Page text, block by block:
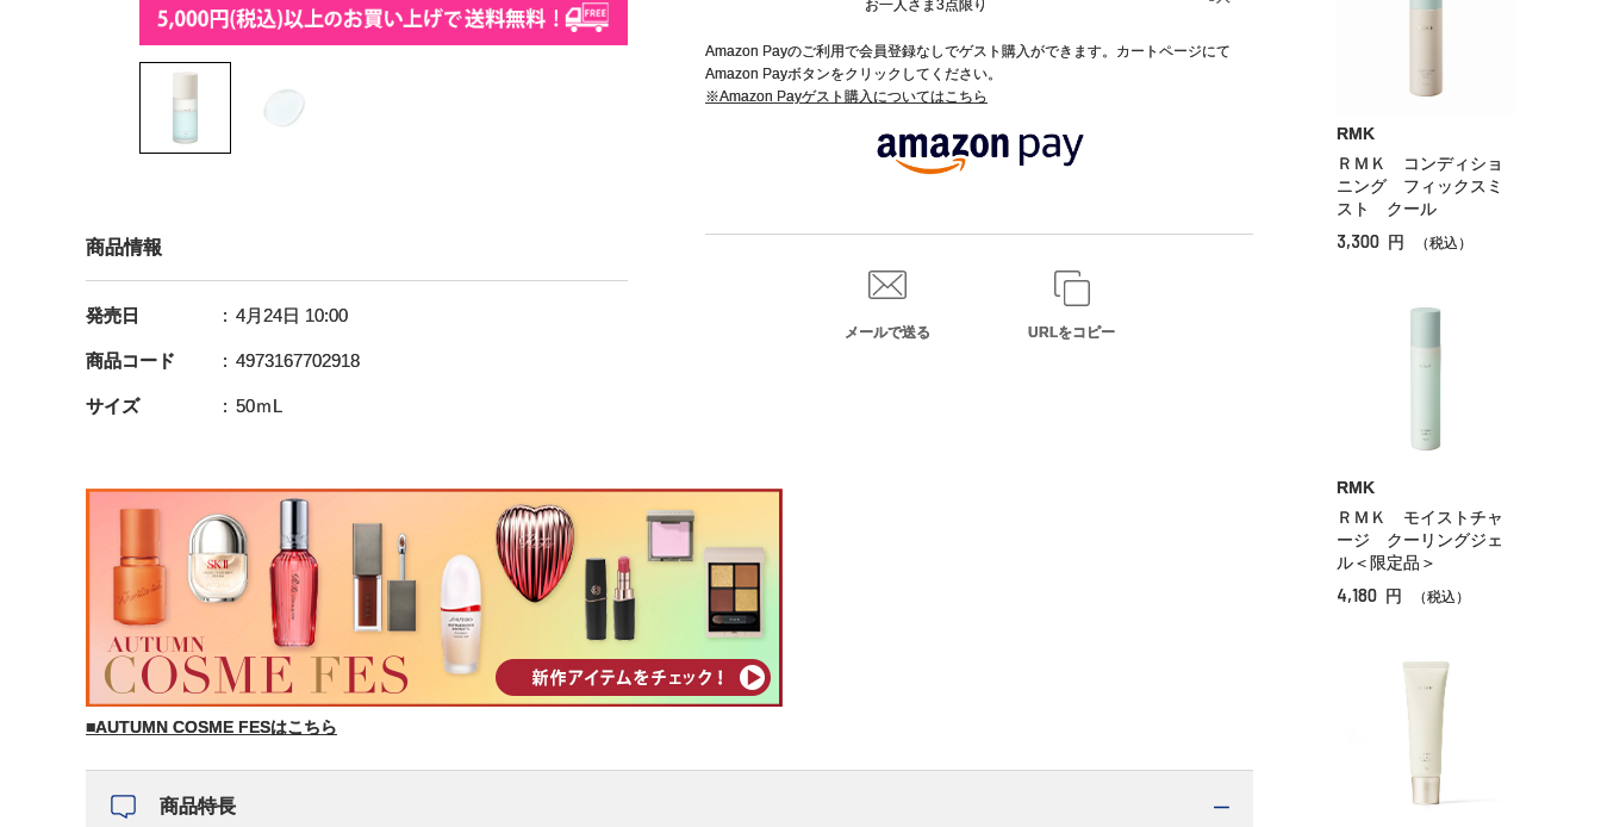
お一人さま3点限り
Amazon Payのご利用で会員登録なしでゲスト購入ができます。カートページにて
Amazon Payボタンをクリックしてください。
※Amazon Payゲスト購入についてはこちら
メールで送る URLをコピー
商品情報
発売日 4月24日 10:00
商品コード 4973167702918
サイズ 50ｍL
■AUTUMN COSME FESはこちら
商品特長
RMK
ＲＭＫ コンディショ
ニング フィックスミ
スト クール
3,300 円 （税込）
RMK
ＲＭＫ モイストチャ
ージ クーリングジェ
ル＜限定品＞
4,180 円 （税込）